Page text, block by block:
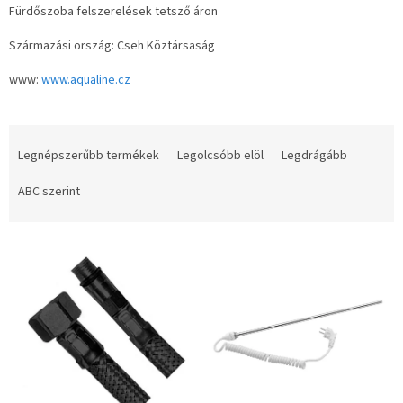
Fürdőszoba felszerelések tetsző áron
Származási ország: Cseh Köztársaság
www: www.aqualine.cz
m
Legnépszerűbb termékek Legolcsóbb elöl
Legdrágább
ABC szerint